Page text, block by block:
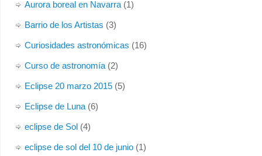
Aurora boreal en Navarra(1)
Barrio de los Artistas (3)
Curiosidades astronómicas (16)
Curso de astronomía(2)
Eclipse 20 marzo 2015(5)
Eclipse de Luna(6)
eclipse de Sol(4)
eclipse de sol del 10 de junio(1)